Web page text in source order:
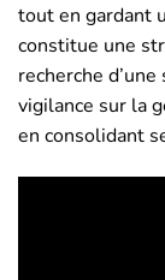
tout en gardant
constitue une
recherche
vigilance sur la
en consolidant